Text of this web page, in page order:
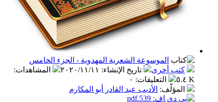
الموسوعة الشعرية المهدوية - الجزء الخامس
أخرى
تاريخ الإنشاء :٢٠٢٠/١١/١١ المشاهدات:
التعليقات:٠
الأديب عبد القادر أبو المكارم